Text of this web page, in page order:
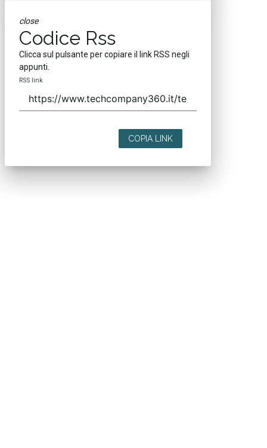
close
Codice Rss
Clicca sul pulsante per copiare il link RSS negli
appunti.
RSS link
COPIA LINK